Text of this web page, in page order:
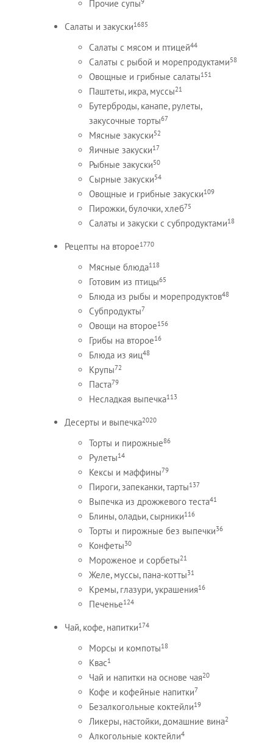
Прочие супы
Салаты и закуски1685
Салаты с мясом и птицей44
Салаты с рыбой и морепродуктами58
Овощные и грибные салаты151
Паштеты, икра, муссы21
Бутерброды, канапе, рулеты,
закусочные торты67
Мясные закуски52
Яичные закуски17
Рыбные закуски50
Сырные закуски54
Овощные и грибные закуски109
Пирожки, булочки, хлеб75
Салаты и закуски с субпродуктами18
Рецепты на второе1770
Мясные блюда118
Готовим из птицы65
Блюда из рыбы и морепродуктов48
Субпродукты7
Овощи на второе156
Грибы на второе16
Блюда из яиц48
Крупы72
Паста79
Несладкая выпечка113
Десерты и выпечка2020
Торты и пирожные86
Рулеты14
Кексы и маффины79
Пироги, запеканки, тарты137
Выпечка из дрожжевого теста41
Блины, оладьи, сырники116
Торты и пирожные без выпечки36
Конфеты30
Мороженое и сорбеты21
Желе, муссы, пана-котты31
Кремы, глазури, украшения16
Печенье124
Чай, кофе, напитки174
Морсы и компоты18
Квас1
Чай и напитки на основе чая20
Кофе и кофейные напитки7
Безалкогольные коктейли19
Ликеры, настойки, домашние вина2
Алкогольные коктейли4